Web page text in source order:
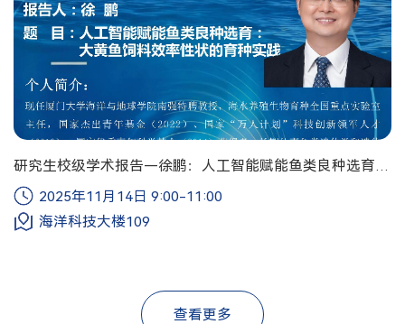
研究生校级学术报告—徐鹏：人工智能赋能鱼类良种选育—
大黄鱼饲料效率性状的育种实践
2025年11月14日 9:00-11:00
海洋科技大楼109
查看更多